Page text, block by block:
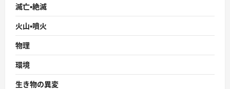
滅亡・絶滅
火山・噴火
物理
環境
生き物の異変